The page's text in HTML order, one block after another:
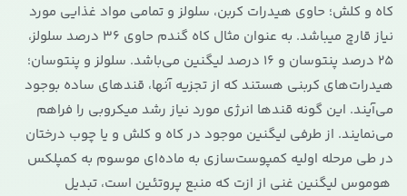
کاه و کلش؛ حاوی هیدرات کربن، سلولز و تمامی مواد غذایی مورد
نیاز قارچ میباشد. به عنوان مثال کاه گندم حاوی 36 درصد سلولز،
25 درصد پنتوسان و 16 درصد لیگنین می‌باشد. سلولز و پنتوسان؛
هیدرات‌های کربنی هستند که از تجزیه آنها، قندهای ساده بوجود
می‌آیند. این گونه قندها انرژی مورد نیاز رشد میکروبی را فراهم
می‌نمایند. از طرفی لیگنین موجود در کاه و کلش و یا چوب درختان
در طی مرحله اولیه کمپوست‌سازی به ماده‌ای موسوم به کمپلکس
هوموس لیگنین غنی از ازت که منبع پروتئین است، تبدیل